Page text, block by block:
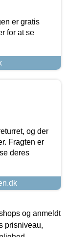
er gratis
for at se
og der
Fragten er
deres
og anmeldt
prisniveau,